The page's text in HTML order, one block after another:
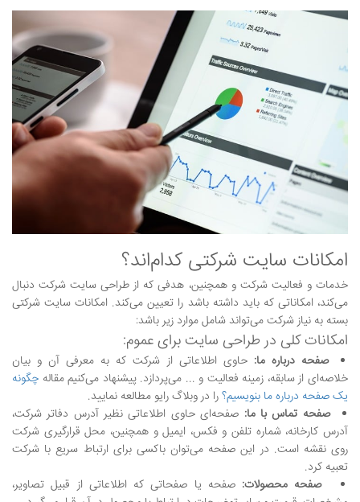
امکانات سایت شرکتی کدام‌اند؟
خدمات و فعالیت شرکت و همچنین، هدفی که از طراحی سایت شرکت دنبال
می‌کند، امکاناتی که باید داشته باشد را تعیین می‌کند. امکانات سایت شرکتی
بسته به نیاز شرکت می‌تواند شامل موارد زیر باشد:
امکانات کلی در طراحی سایت برای عموم:
صفحه درباره ما: حاوی اطلاعاتی از شرکت که به معرفی آن و بیان
خلاصه‌ای از سابقه، زمینه فعالیت و ... می‌پردازد. پیشنهاد می‌کنیم مقاله چگونه
یک صفحه درباره ما بنویسیم؟را در وبلاگ رایو مطالعه نمایید.
صفحه تماس با ما: صفحه‌ای حاوی اطلاعاتی نظیر آدرس دفاتر شرکت،
آدرس کارخانه، شماره تلفن و فکس، ایمیل و همچنین، محل قرارگیری شرکت
روی نقشه است. در این صفحه می‌توان باکسی برای ارتباط سریع با شرکت
تعبیه کرد.
صفحه محصولات: صفحه یا صفحاتی که اطلاعاتی از قبیل تصاویر،